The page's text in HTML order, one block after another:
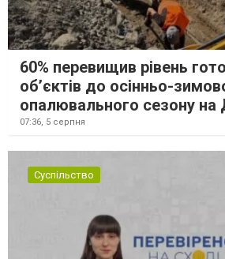
60% перевищив рівень
об’єктів до осінньо-
опалювального сезону на
07:36, 5 серпня
Суспільство